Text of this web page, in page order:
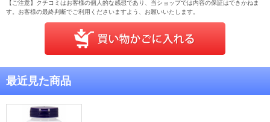
【ご注意】クチコミはお客様の個人的な感想であり、当ショップでは内容の保証はできかねま
す。お客様の最終判断でご利用くださいますよう、お願いいたします。
最近見た商品